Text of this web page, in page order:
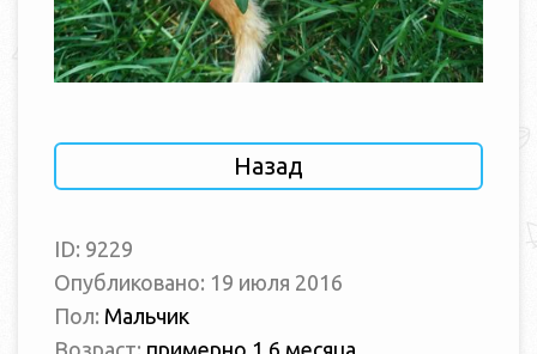
Назад
ID: 9229
Опубликовано: 19 июля 2016
Пол: Мальчик
Возраст: примерно 1,6 месяца